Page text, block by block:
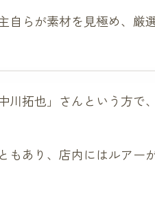
自らが素材を見極め、
川拓也」さんという方
もあり、店内にはルアー